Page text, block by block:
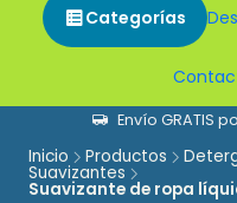
Categorías
Envío GRATIS
Inicio Productos
Suavizantes
Suavizante de ropa